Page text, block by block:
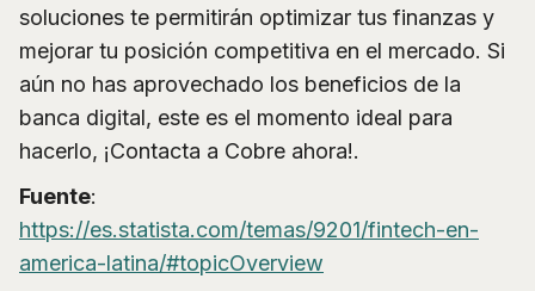
soluciones te permitirán optimizar tus finanzas y
mejorar tu posición competitiva en el mercado. Si
aún no has aprovechado los beneficios de la
banca digital, este es el momento ideal para
hacerlo, ¡Contacta a Cobre ahora!.
Fuente:
https://es.statista.com/temas/9201/fintech-en-
america-latina/#topicOverview